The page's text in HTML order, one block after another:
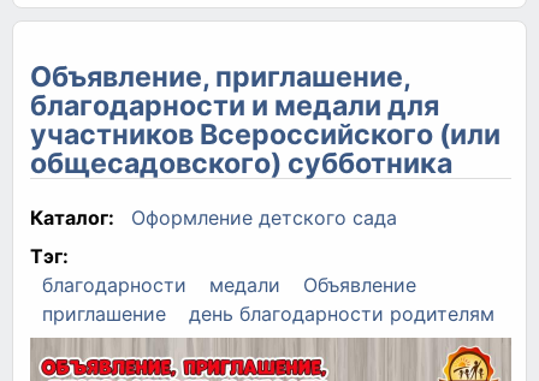
Объявление, приглашение,
благодарности и медали для
участников Всероссийского (или
общесадовского) субботника
Каталог:
Оформление детского сада
Тэг:
благодарности
медали
Объявление
приглашение
день благодарности родителям